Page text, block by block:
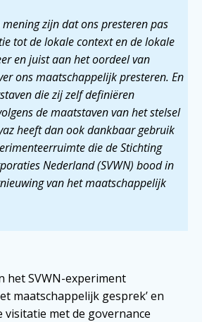
mening zijn dat ons presteren pas
tot de lokale context en de lokale
en juist aan het oordeel van
ons maatschappelijk presteren. En
die zij zelf definiëren
de maatstaven van het stelsel
heeft dan ook dankbaar gebruik
die de Stichting
Nederland (SVWN) bood in
van het maatschappelijk
het SVWN-experiment
maatschappelijk gesprek’ en
visitatie met de governance